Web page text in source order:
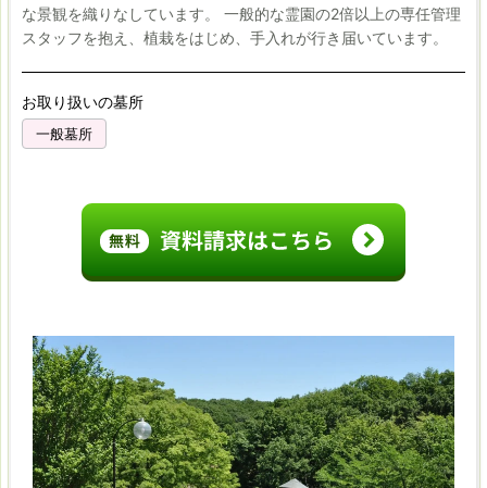
な景観を織りなしています。
一般的な霊園の2倍以上の専任管理
スタッフを抱え、植栽をはじめ、手入れが行き届いています。
お取り扱いの墓所
一般墓所